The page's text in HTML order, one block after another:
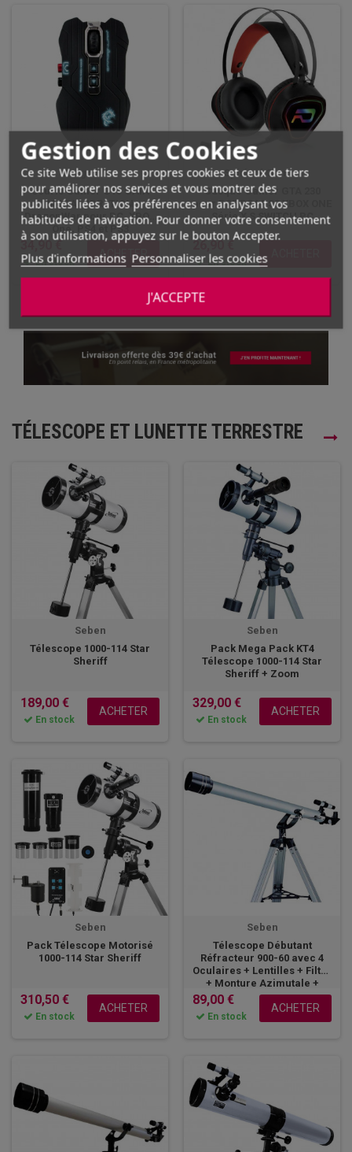
Gestion des Cookies
Ce site Web utilise ses propres cookies et ceux de tiers
pour améliorer nos services et vous montrer des
publicités liées à vos préférences en analysant vos
habitudes de navigation. Pour donner votre consentement
à son utilisation, appuyez sur le bouton Accepter.
Plus d'informations Personnaliser les cookies
J'ACCEPTE
DragonWar
Souris Gamer G15 GAIA
MOBA VIBRATION
DragonWar pour PC, XBOX
One, PS4 et PS3
34,90 €
En stock
ACHETER
Spirit of Gamer
Casque Gamer GTA 230
pour PS5 PS4 PS3 XBOX ONE
Série X S SWITCH PC
26,90 €
En stock
TÉLESCOPE ET LUNETTE TERRESTRE
Seben
Télescope 1000-114 Star
Sheriff
189,00 €
En stock
ACHETER
Seben
Pack Mega Pack KT4
Télescope 1000-114 Star
Sheriff + Zoom
329,00 €
En stock
ACHETER
Seben
Pack Télescope Motorisé
1000-114 Star Sheriff
310,50 €
En stock
ACHETER
Seben
Télescope Débutant
Réfracteur 900-60 avec 4
Oculaires + Lentilles + Filtre
+ Monture Azimutale +
Trépied....
89,00 €
En stock
ACHETER